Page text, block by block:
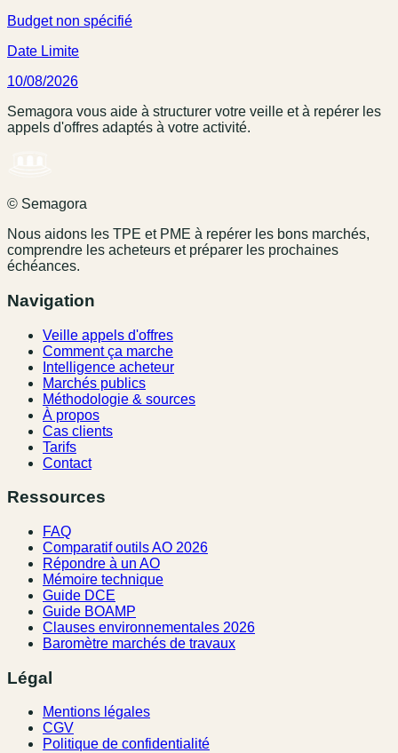
Budget non spécifié
Date Limite
10/08/2026
Semagora vous aide à structurer votre veille et à repérer les
appels d'offres adaptés à votre activité.
© Semagora
Nous aidons les TPE et PME à repérer les bons marchés,
comprendre les acheteurs et préparer les prochaines
échéances.
Navigation
Veille appels d'offres
Comment ça marche
Intelligence acheteur
Marchés publics
Méthodologie & sources
À propos
Cas clients
Tarifs
Contact
Ressources
FAQ
Comparatif outils AO 2026
Répondre à un AO
Mémoire technique
Guide DCE
Guide BOAMP
Clauses environnementales 2026
Baromètre marchés de travaux
Légal
Mentions légales
CGV
Politique de confidentialité